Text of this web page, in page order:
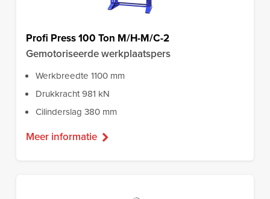
Profi Press 100 Ton M/H-M/C-2
Gemotoriseerde werkplaatspers
Werkbreedte 1100 mm
Drukkracht 981 kN
Cilinderslag 380 mm
Meer informatie